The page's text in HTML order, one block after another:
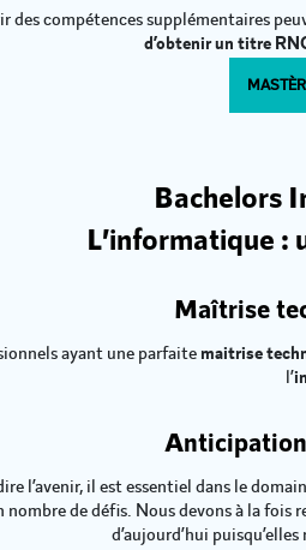
des compétences supplémentaires
d’obtenir un titre
Bachelors
L’informatique :
Maîtrise
ayant une parfaite maitrise
l’
l’avenir, il est essentiel dans le
de défis. Nous devons à la
d’aujourd’hui